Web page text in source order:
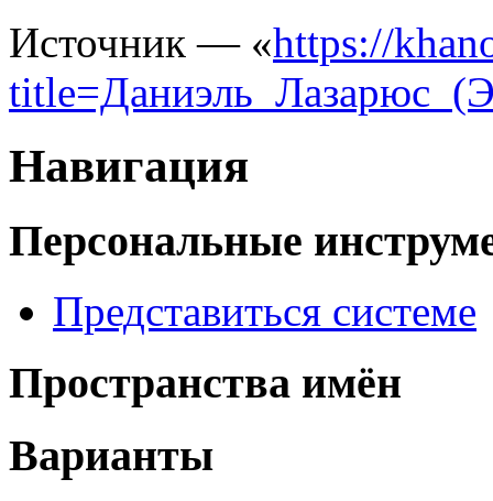
Источник — «https://
Навигация
Персональные
Представиться системе
Пространства имён
Варианты